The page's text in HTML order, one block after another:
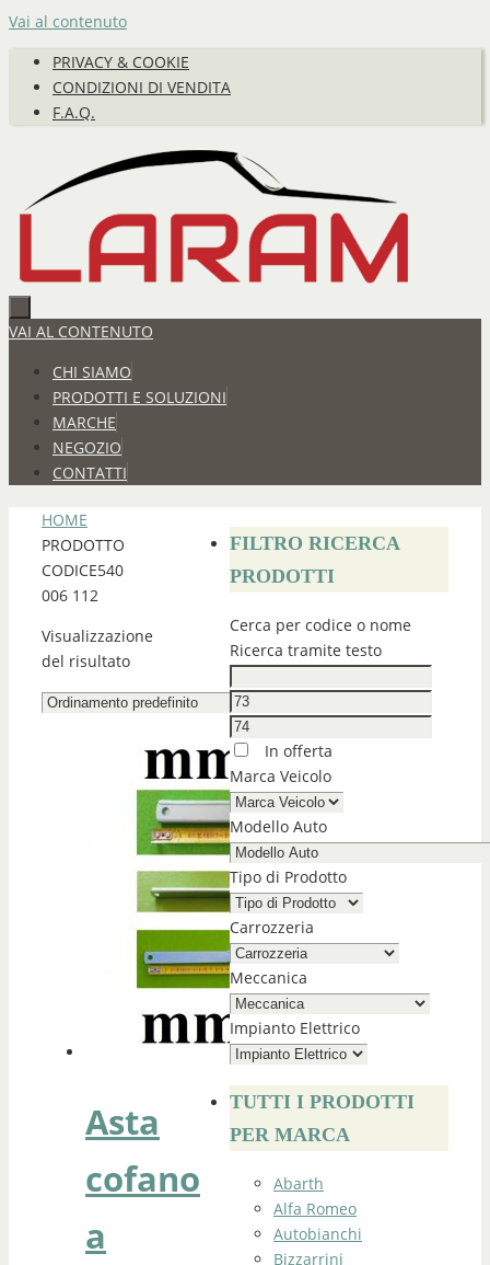
Vai al contenuto
PRIVACY & COOKIE
CONDIZIONI DI VENDITA
F.A.Q.
VAI AL CONTENUTO
CHI SIAMO
PRODOTTI E SOLUZIONI
MARCHE
NEGOZIO
CONTATTI
HOME
PRODOTTO
CODICE540
006 112
Visualizzazione
del risultato
Asta
cofano
a
FILTRO RICERCA
PRODOTTI
Cerca per codice o nome
Ricerca tramite testo
In offerta
Marca Veicolo
Modello Auto
Tipo di Prodotto
Carrozzeria
Meccanica
Impianto Elettrico
TUTTI I PRODOTTI
PER MARCA
Abarth
Alfa Romeo
Autobianchi
Bizzarrini